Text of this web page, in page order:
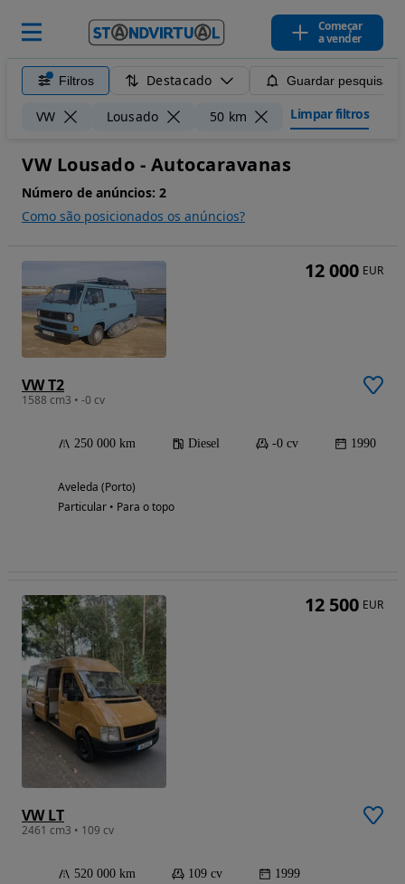
Começar
a vender
Filtros Destacado Guardar pesquisa
VW Lousado 50 km Limpar filtros
VW Lousado - Autocaravanas
Número de anúncios: 2
Como são posicionados os anúncios?
VW T2
1588 cm3 • -0 cv
250 000 km Diesel -0 cv 1990
Aveleda (Porto)
Particular • Para o topo
12 000 EUR
VW LT
2461 cm3 • 109 cv
520 000 km 109 cv 1999
12 500 EUR